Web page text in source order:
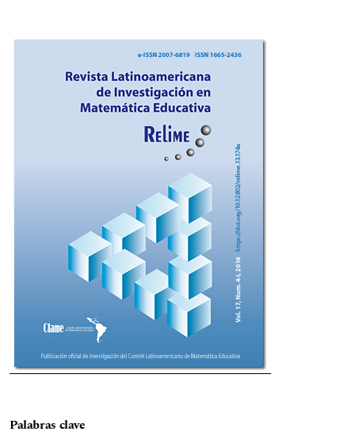
Imagen de portada
Palabras clave